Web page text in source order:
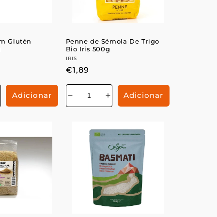
Glutén
Adicionar
Penne de Sémola De Trigo
Bio Iris 500g
Fornecedor:
IRIS
Preço
€1,89
Diminuir
a
Aumentar
a
de
Adicionar